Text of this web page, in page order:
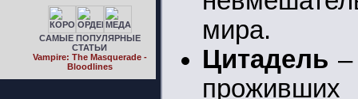
САМЫЕ ПОПУЛЯРНЫЕ
СТАТЬИ
Vampire: The Masquerade -
Bloodlines
мира.
Цитадель –